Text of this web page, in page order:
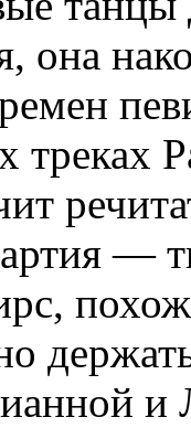
она
треках
—
и